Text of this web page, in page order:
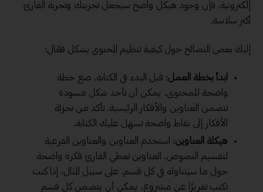
إلكترونية، فإن وجود هيكل واضح سيجعل تجربتك وتجربة القارئ
أكثر سلاسة.
إليك بعض النصائح حول كيفية تنظيم المحتوى بشكل فعّال:
ابدأ بخطة العمل: قبل البدء في الكتابة، ضع خطة
واضحة للمحتوى. يمكن أن تأخذ شكل مسودة
تتضمن العناوين والأفكار الرئيسية. تأكد من تجزئة
الأفكار إلى نقاط واضحة تسهل عليك الكتابة.
هيكلة العناوين: استخدم العناوين والعناوين الفرعية
لتقسيم النصوص. العناوين تعطي القارئ فكرة واضحة
حول ما سيتناوله في كل قسم. على سبيل المثال، إذا كنت
تكتب تقريرًا عن مشروع، يمكن أن يتضمن كل قسم